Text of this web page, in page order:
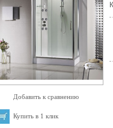
Добавить к сравнению
Купить в 1 клик